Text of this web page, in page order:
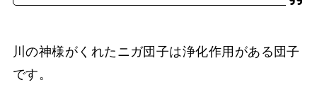
川の神様がくれたニガ団子は浄化作用がある団子
です。